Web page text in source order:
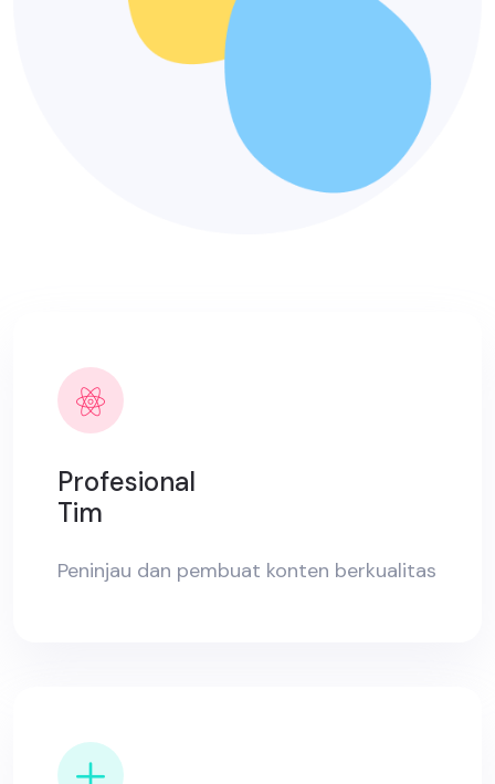
Profesional
Tim
Peninjau dan pembuat konten berkualitas